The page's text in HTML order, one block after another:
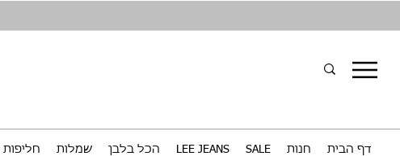
דף הבית חנות SALE
LEE JEANS הכל בלבן שמלות חליפות